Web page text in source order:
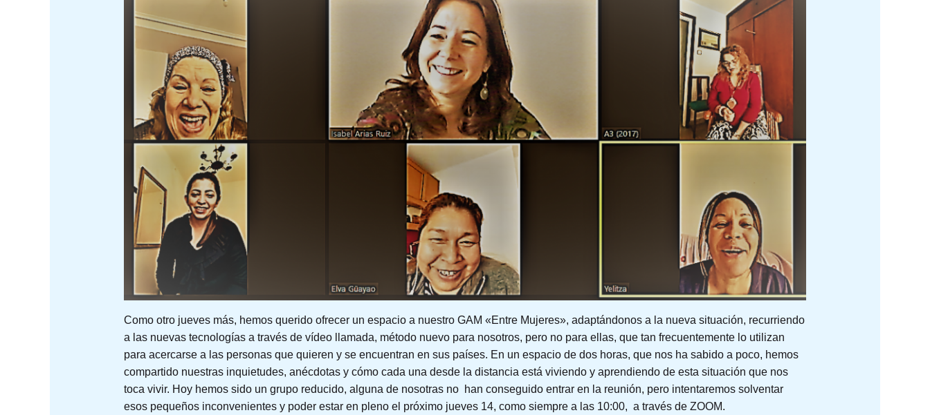
Como otro jueves más, hemos querido ofrecer un espacio a nuestro GAM «Entre Mujeres», adaptándonos a la nueva situación, recurriendo
a las nuevas tecnologías a través de vídeo llamada, método nuevo para nosotros, pero no para ellas, que tan frecuentemente lo utilizan
para acercarse a las personas que quieren y se encuentran en sus países. En un espacio de dos horas, que nos ha sabido a poco, hemos
compartido nuestras inquietudes, anécdotas y cómo cada una desde la distancia está viviendo y aprendiendo de esta situación que nos
toca vivir. Hoy hemos sido un grupo reducido, alguna de nosotras no han conseguido entrar en la reunión, pero intentaremos solventar
esos pequeños inconvenientes y poder estar en pleno el próximo jueves 14, como siempre a las 10:00, a través de ZOOM.